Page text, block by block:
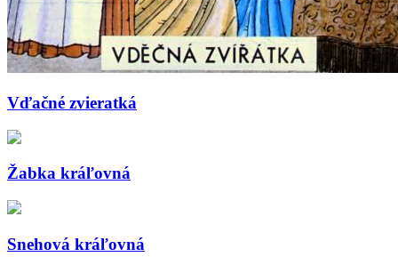
Vďačné zvieratká
Žabka kráľovná
Snehová kráľovná